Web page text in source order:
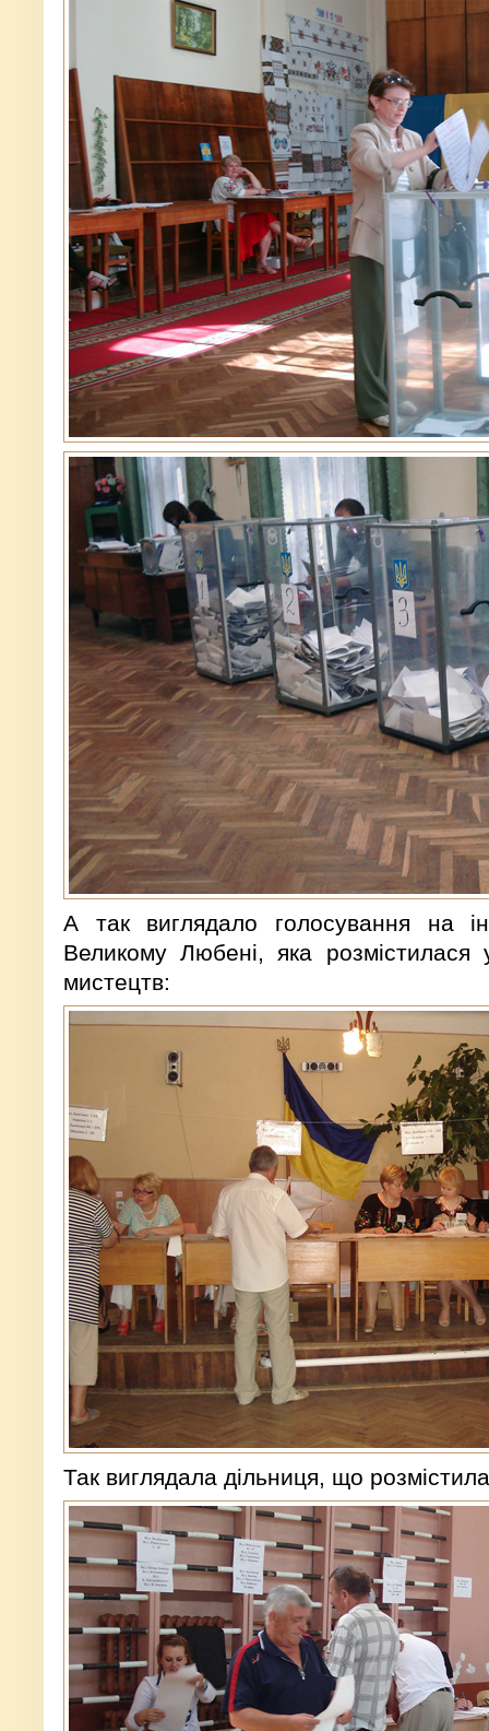
А так виглядало голосування на
Великому Любені, яка розмістилася
мистецтв:
Так виглядала дільниця, що